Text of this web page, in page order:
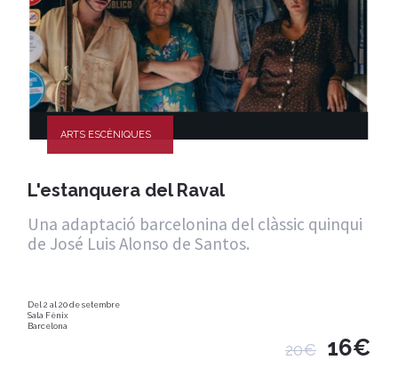
ARTS ESCÈNIQUES
L'estanquera del Raval
Una adaptació barcelonina del clàssic quinqui
de José Luis Alonso de Santos.
Del 2 al 20 de setembre
Sala Fènix
Barcelona
20€ 16€